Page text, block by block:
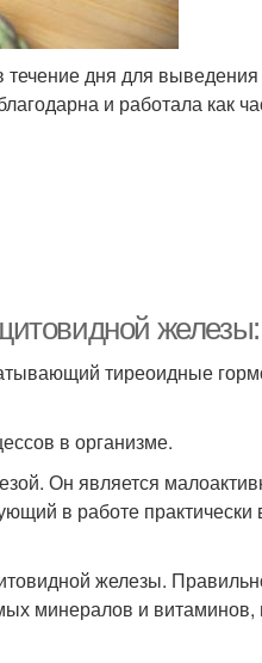
течение дня для
и работала как
тиреоидные
в организме.
Он является
в работе практически
железы.
минералов и